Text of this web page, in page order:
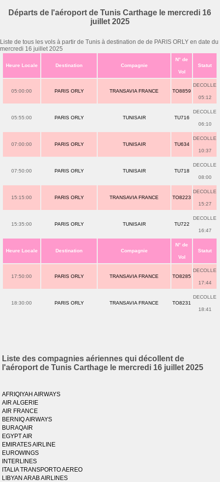
Départs de l'aéroport de Tunis Carthage le mercredi 16
juillet 2025
Liste de tous les vols à partir de Tunis à destination de de PARIS ORLY en date du
mercredi 16 juillet 2025
Heure Locale Destination Compagnie
N° de
Vol
Statut
05:00:00 PARIS ORLY TRANSAVIA FRANCE TO8859
DECOLLE
05:12
05:55:00 PARIS ORLY TUNISAIR TU716
DECOLLE
06:10
07:00:00 PARIS ORLY TUNISAIR TU634
DECOLLE
10:37
07:50:00 PARIS ORLY TUNISAIR TU718
DECOLLE
08:00
15:15:00 PARIS ORLY TRANSAVIA FRANCE TO8223
DECOLLE
15:27
15:35:00 PARIS ORLY TUNISAIR TU722
DECOLLE
16:47
Heure Locale Destination Compagnie
N° de
Vol
Statut
17:50:00 PARIS ORLY TRANSAVIA FRANCE TO8285
DECOLLE
17:44
18:30:00 PARIS ORLY TRANSAVIA FRANCE TO8231
DECOLLE
18:41
Liste des compagnies aériennes qui décollent de
l'aéroport de Tunis Carthage le mercredi 16 juillet 2025
AFRIQIYAH AIRWAYS
AIR ALGERIE
AIR FRANCE
BERNIQ AIRWAYS
BURAQAIR
EGYPT AIR
EMIRATES AIRLINE
EUROWINGS
INTERLINES
ITALIA TRANSPORTO AEREO
LIBYAN ARAB AIRLINES